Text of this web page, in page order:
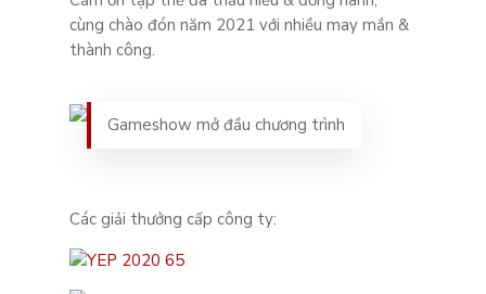
cùng chào đón năm 2021 với nhiều may mắn &
thành công.
Gameshow mở đầu chương trình
Các giải thưởng cấp công ty: